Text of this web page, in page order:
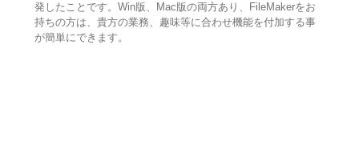
発したことです。Win版、Mac版の両方あり、FileMakerをお
持ちの方は、貴方の業務、趣味等に合わせ機能を付加する事
が簡単にできます。